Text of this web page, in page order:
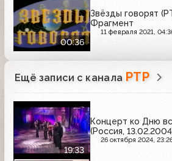
00:36
Звёзды говорят
Фрагмент
11 февраля 2021,
Ещё записи с канала РТР
19:33
Концерт ко Дню
(Россия,
26 октября 2024,